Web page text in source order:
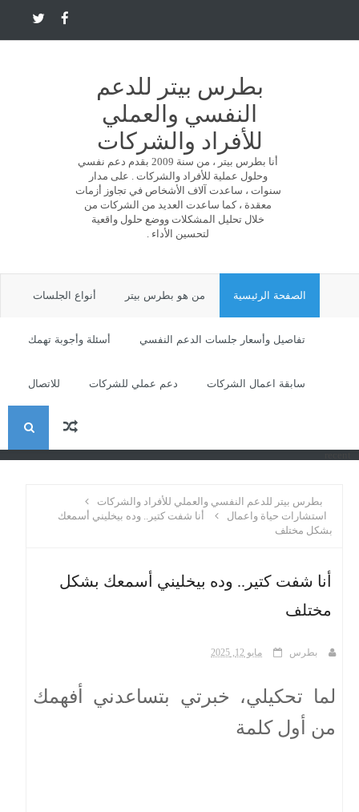
بطرس بيتر للدعم
النفسي والعملي
للأفراد والشركات
أنا بطرس بيتر ، من سنة 2009 بقدم دعم نفسي
وحلول عملية للأفراد والشركات . على مدار
سنوات ، ساعدت آلاف الأشخاص في تجاوز أزمات
معقدة ، كما ساعدت العديد من الشركات من
خلال تحليل المشكلات ووضع حلول واقعية
لتحسين الأداء .
الصفحة الرئيسية من هو بطرس بيتر أنواع الجلسات
تفاصيل وأسعار جلسات الدعم النفسي أسئلة وأجوبة تهمك
سابقة اعمال الشركات دعم عملي للشركات للاتصال
ا
بطرس بيتر للدعم النفسي والعملي للأفراد والشركات
استشارات حياة واعمال
أنا شفت كتير.. وده بيخليني أسمعك
بشكل مختلف
أنا شفت كتير.. وده بيخليني أسمعك بشكل
مختلف
بطرس مايو 12, 2025
لما تحكيلي، خبرتي بتساعدني أفهمك
من أول كلمة